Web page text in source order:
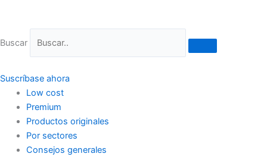
Buscar
Suscríbase ahora
Low cost
Premium
Productos originales
Por sectores
Consejos generales